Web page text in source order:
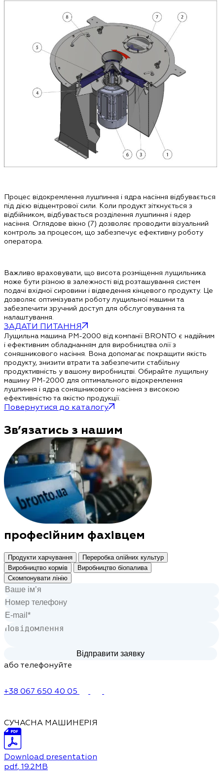
Процес відокремлення лушпиння і ядра насіння відбувається
під дією відцентрової сили. Коли продукт зіткнується з
відбійником, відбувається розділення лушпиння і ядер
насіння. Оглядове вікно (7) дозволяє проводити візуальний
контроль за процесом, що забезпечує ефективну роботу
оператора.
Важливо враховувати, що висота розміщення лущильника
може бути різною в залежності від розташування систем
подачі вхідної сировини і відведення кінцевого продукту. Це
дозволяє оптимізувати роботу лущильної машини та
забезпечити зручний доступ для обслуговування та
налаштування.
ЗАДАТИ ПИТАННЯ
Лущильна машина PM-2000 від компанії BRONTO є надійним
і ефективним обладнанням для виробництва олії з
соняшникового насіння. Вона допомагає покращити якість
продукту, знизити втрати та забезпечити стабільну
продуктивність у вашому виробництві. Обирайте лущильну
машину PM-2000 для оптимального відокремлення
лушпиння і ядра соняшникового насіння з високою
ефективністю та якістю продукції.
Повернутися до каталогу
Зв’язатись з нашим
професійним фахівцем
Продукти харчування
Переробка олійних культур
Виробництво кормів
Виробництво біопалива
Скомпонувати лінію
або телефонуйте
+38 067 650 40 05
СУЧАСНА МАШИНЕРІЯ
Download presentation
pdf, 19.2MB